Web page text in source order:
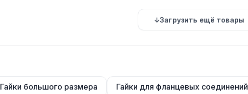
Загрузить ещё товары
Гайки большого размера Гайки для фланцевых соединений